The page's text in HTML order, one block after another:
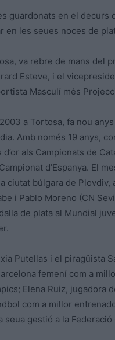
guardonats en el decurs
les seues noces de
va rebre de mans del
Esteve, i el
Masculí més
a Tortosa, fa nou
Amb només 19 anys,
als Campionats de
d’Espanya. El
ciutat búlgara de
i Pablo Moreno (CN
de plata al Mundial
Putellas i el piragüista
femení com a
Elena Ruiz, jugadora
com a millor
gestió a la Federació